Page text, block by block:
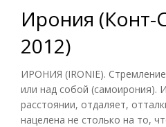
Ирония (Конт-
2012)
ИРОНИЯ (IRONIE).
или над собой (самоирония).
расстоянии, отдаляет,
нацелена не столько на то,